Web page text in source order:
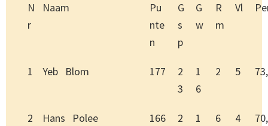
N
r
Naam
Pu
nte
n
G
s
p
G
w
R
m
Vl
1 Yeb Blom 177
2
3
1
6
2 5
2 Hans Polee 166
2
1
6 4